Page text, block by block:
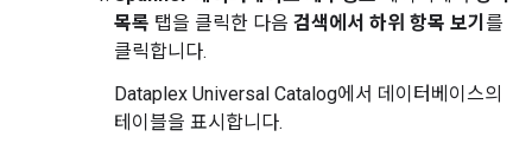
목록 탭을 클릭한 다음 검색에서 하위 항목 보기 를
클릭합니다.
Dataplex Universal Catalog에서 데이터베이스의
테이블을 표시합니다.